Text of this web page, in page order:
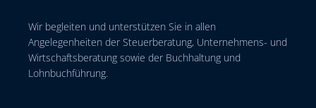
Wir begleiten und unterstützen Sie in allen
Angelegenheiten der Steuerberatung, Unternehmens- und
Wirtschaftsberatung sowie der Buchhaltung und
Lohnbuchführung.